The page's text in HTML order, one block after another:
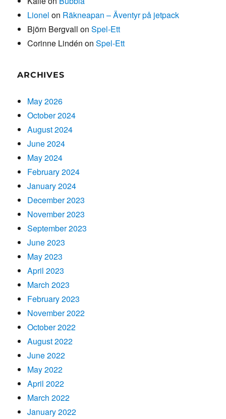
Lionel on Räkneapan – Äventyr på jetpack
Björn Bergvall onSpel-Ett
Corinne Lindén onSpel-Ett
ARCHIVES
May 2026
October 2024
August 2024
June 2024
May 2024
February 2024
January 2024
December 2023
November 2023
September 2023
June 2023
May 2023
April 2023
March 2023
February 2023
November 2022
October 2022
August 2022
June 2022
May 2022
April 2022
March 2022
January 2022